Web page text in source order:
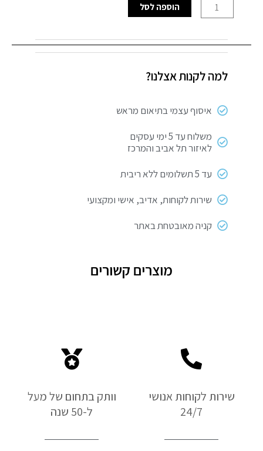
של
ניקל
הוספה לסל
למה לקנות אצלנו?
איסוף עצמי בתיאום מראש
משלוח עד 5 ימי עסקים
לאיזור תל אביב והמרכז
עד 5 תשלומים ללא ריבית
שירות לקוחות, אדיב, אישי ומקצועי
קניה מאובטחת באתר
מוצרים קשורים
שירות לקוחות אנושי
24/7
וותק בתחום של מעל
ל-50 שנה